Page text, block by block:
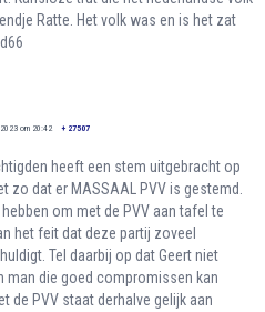
Ratte. Het volk was en is het zat
2023 om 20:42 + 27507
heeft een stem uitgebracht op
zo dat er MASSAAL PVV is gestemd.
om met de PVV aan tafel te
het feit dat deze partij zoveel
Tel daarbij op dat Geert niet
man die goed compromissen kan
de PVV staat derhalve gelijk aan